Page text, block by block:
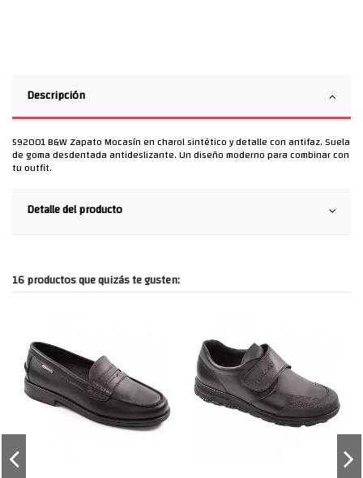
Descripción
592001 B&W Zapato Mocasín en charol sintético y detalle con antifaz. Suela
de goma desdentada antideslizante. Un diseño moderno para combinar con
tu outfit.
Detalle del producto
16 productos que quizás te gusten: